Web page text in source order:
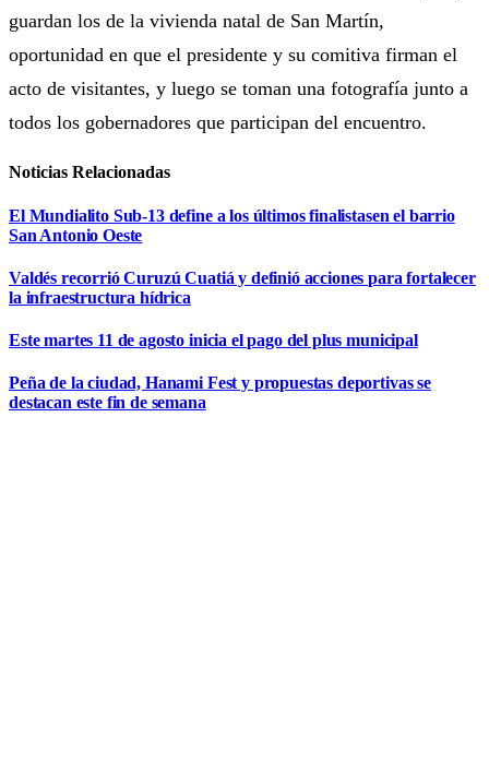
guardan los de la vivienda natal de San Martín,
oportunidad en que el presidente y su comitiva firman el
acto de visitantes, y luego se toman una fotografía junto a
todos los gobernadores que participan del encuentro.
Noticias Relacionadas
El Mundialito Sub-13 define a los últimos finalistasen el barrio
San Antonio Oeste
Valdés recorrió Curuzú Cuatiá y definió acciones para fortalecer
la infraestructura hídrica
Este martes 11 de agosto inicia el pago del plus municipal
Peña de la ciudad, Hanami Fest y propuestas deportivas se
destacan este fin de semana